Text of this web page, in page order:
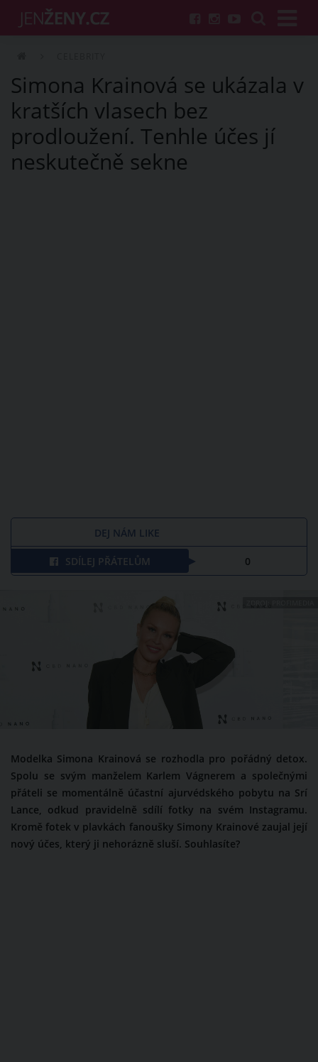
Simona Krainová se ukázala v
kratších vlasech bez
prodloužení. Tenhle účes jí
neskutečně sekne
DEJ NÁM LIKE
SDÍLEJ PŘÁTELŮM 0
ZDROJ: PROFIMEDIA
Modelka Simona Krainová se rozhodla pro pořádný detox.
Spolu se svým manželem Karlem Vágnerem a společnými
přáteli se momentálně účastní ajurvédského pobytu na Srí
Lance, odkud pravidelně sdílí fotky na svém Instagramu.
Kromě fotek v plavkách fanoušky Simony Krainové zaujal její
nový účes, který ji nehorázně sluší. Souhlasíte?